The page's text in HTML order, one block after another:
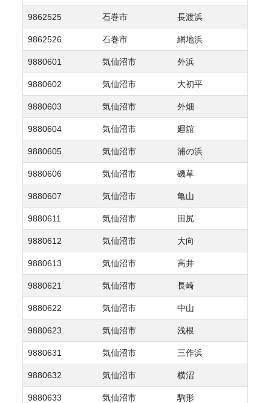
9862525 石巻市 長渡浜
9862526 石巻市 網地浜
9880601 気仙沼市 外浜
9880602 気仙沼市 大初平
9880603 気仙沼市 外畑
9880604 気仙沼市 廻舘
9880605 気仙沼市 浦の浜
9880606 気仙沼市 磯草
9880607 気仙沼市 亀山
9880611 気仙沼市 田尻
9880612 気仙沼市 大向
9880613 気仙沼市 高井
9880621 気仙沼市 長崎
9880622 気仙沼市 中山
9880623 気仙沼市 浅根
9880631 気仙沼市 三作浜
9880632 気仙沼市 横沼
9880633 気仙沼市 駒形